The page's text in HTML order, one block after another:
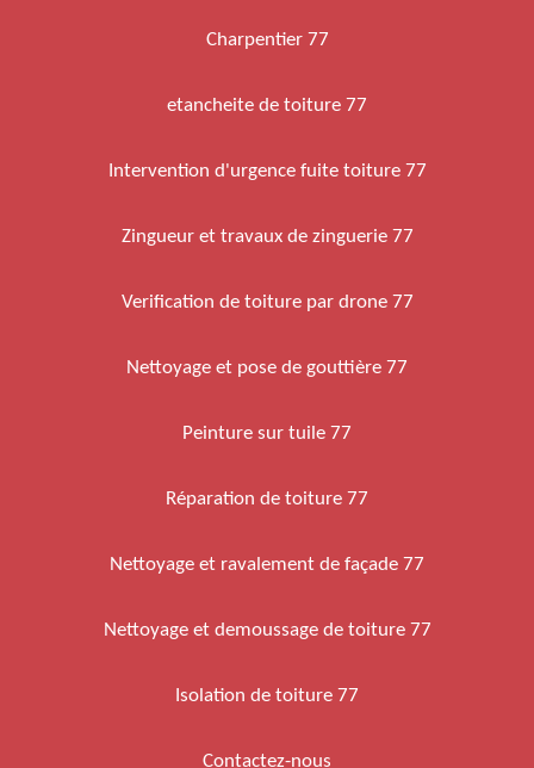
Charpentier 77
etancheite de toiture 77
Intervention d'urgence fuite toiture 77
Zingueur et travaux de zinguerie 77
Verification de toiture par drone 77
Nettoyage et pose de gouttière 77
Peinture sur tuile 77
Réparation de toiture 77
Nettoyage et ravalement de façade 77
Nettoyage et demoussage de toiture 77
Isolation de toiture 77
Contactez-nous